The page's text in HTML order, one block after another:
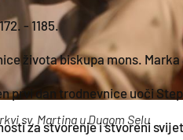
- 1185.
života biskupa mons. Marka
prvi dan trodnevnice uoči
za stvorenje i stvoreni
sv. Martina u Dugom Selu